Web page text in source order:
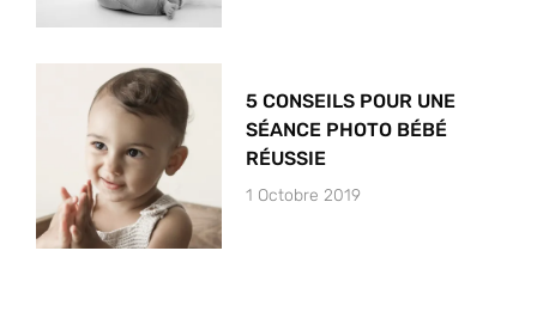
5 CONSEILS POUR UNE
SÉANCE PHOTO BÉBÉ
RÉUSSIE
1 Octobre 2019